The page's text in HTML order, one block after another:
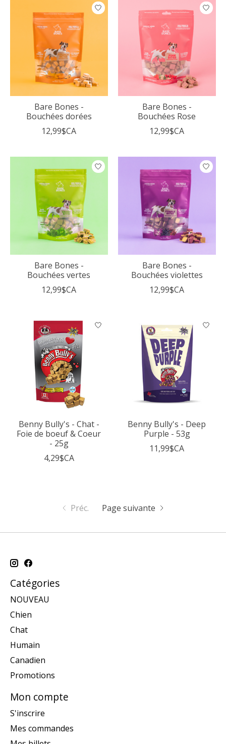
Bare Bones -
Bouchées dorées
12,99$CA
Bare Bones -
Bouchées Rose
12,99$CA
Bare Bones -
Bouchées vertes
12,99$CA
Bare Bones -
Bouchées violettes
12,99$CA
Benny Bully's - Chat -
Foie de boeuf & Coeur
- 25g
4,29$CA
Benny Bully's - Deep
Purple - 53g
11,99$CA
Préc. Page suivante
Catégories
NOUVEAU
Chien
Chat
Humain
Canadien
Promotions
Mon compte
S'inscrire
Mes commandes